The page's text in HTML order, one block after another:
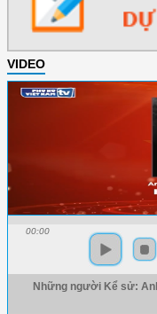
VIDEO
00:00
Những người Kể sử: